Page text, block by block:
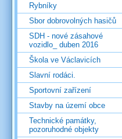
Rybníky
Sbor dobrovolných hasičů
SDH - nové zásahové
vozidlo_ duben 2016
Škola ve Václavicích
Slavní rodáci.
Sportovní zařízení
Stavby na území obce
Technické památky,
pozoruhodné objekty